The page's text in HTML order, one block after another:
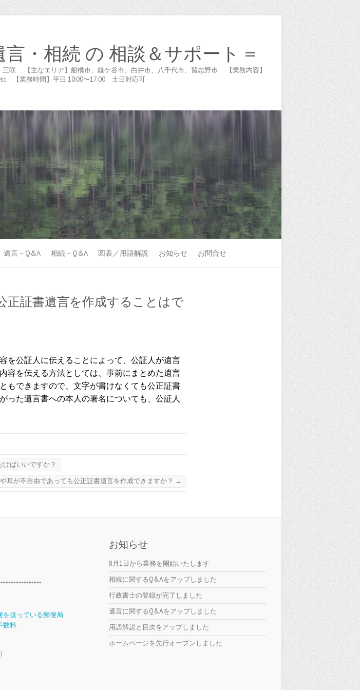
・相続 の 相談＆サポート =
咲 【主なエリア】船橋市、鎌ケ谷市、白井市、八千代市、習志野市 【業務内容】
【業務時間】平日 10:00〜17:00 土日対応可
遺言－Q&A 相続－Q&A 図表／用語解説 お知らせ お問合せ
正証書遺言を作成することはで
を公証人に伝えることによって、公証人が遺言
容を伝える方法としては、事前にまとめた遺言
もできますので、文字が書けなくても公正証書
った遺言書への本人の署名についても、公証人
ばいいですか？
耳が不自由であっても公正証書遺言を作成できますか？ →
を扱っている郵便局
数料
お知らせ
8月1日から業務を開始いたします
相続に関するQ&Aをアップしました
行政書士の登録が完了しました
遺言に関するQ&Aをアップしました
用語解説と目次をアップしました
ホームページを先行オープンしました